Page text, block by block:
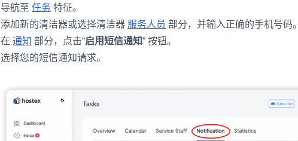
导航至任务 特征。
添加新的清洁器或选择清洁器 服务人员 部分，并输入正确的手机号码。
在通知 部分，点击“启用短信通知“ 按钮。
选择您的短信通知请求。